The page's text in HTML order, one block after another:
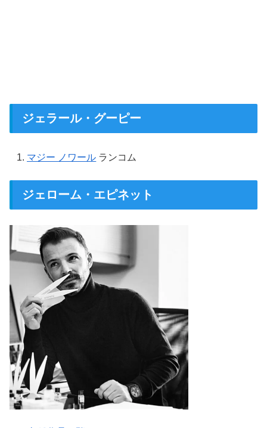
ジェラール・グーピー
マジー ノワール ランコム
ジェローム・エピネット